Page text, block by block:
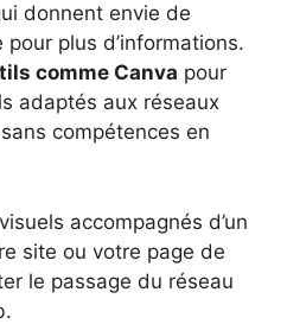
donnent envie de
plus d’informations.
comme Canva pour
adaptés aux réseaux
compétences en
accompagnés d’un
site ou votre page de
le passage du réseau